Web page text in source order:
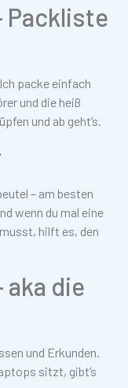
Packliste
packe einfach
und die heiß
und ab geht’s.
– am besten
wenn du mal eine
hilft es, den
aka die
und Erkunden.
sitzt, gibt’s